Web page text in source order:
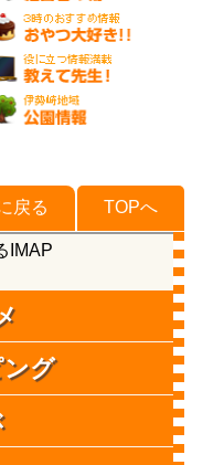
TOPへ
戻る
IMAP
グ